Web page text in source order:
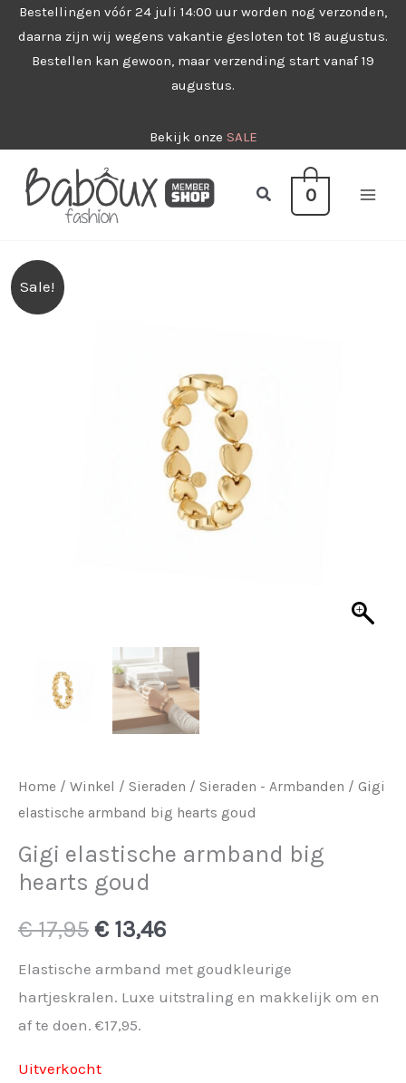
naar
Bestellingen vóór 24 juli 14:00 uur worden nog verzonden,
daarna zijn wij wegens vakantie gesloten tot 18 augustus.
Bestellen kan gewoon, maar verzending start vanaf 19
augustus.
Bekijk onze SALE
Zoeken0
Sale!
Home / Winkel / Sieraden / Sieraden - Armbanden / Gigi
elastische armband big hearts goud
Gigi elastische armband big
hearts goud
€17,95 Oorspronkelijke
prijs
€ 13,46Huidige
prijs
Elastische armband met goudkleurige
hartjeskralen. Luxe uitstraling en makkelijk om en
af te doen. €17,95.
Uitverkocht